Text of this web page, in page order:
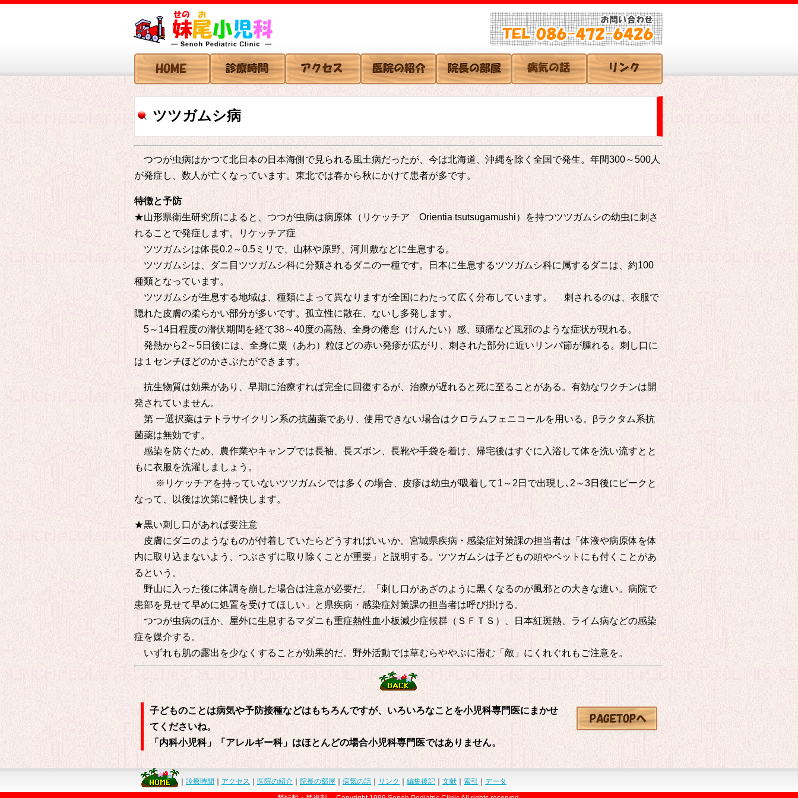
ツツガムシ病
つつが虫病はかつて北日本の日本海側で見られる風土病だったが、今は北海道、沖縄を除く全国で発生。年間300～500人
が発症し、数人が亡くなっています。東北では春から秋にかけて患者が多です。
特徴と予防
★山形県衛生研究所によると、つつが虫病は病原体（リケッチア Orientia tsutsugamushi）を持つツツガムシの幼虫に刺さ
れることで発症します。リケッチア症
ツツガムシは体長0.2～0.5ミリで、山林や原野、河川敷などに生息する。
ツツガムシは、ダニ目ツツガムシ科に分類されるダニの一種です。日本に生息するツツガムシ科に属するダニは、約100
種類となっています。
ツツガムシが生息する地域は、種類によって異なりますが全国にわたって広く分布しています。 刺されるのは、衣服で
隠れた皮膚の柔らかい部分が多いです。孤立性に散在、ないし多発します。
5～14日程度の潜伏期間を経て38～40度の高熱、全身の倦怠（けんたい）感、頭痛など風邪のような症状が現れる。
発熱から2～5日後には、全身に粟（あわ）粒ほどの赤い発疹が広がり、刺された部分に近いリンパ節が腫れる。刺し口に
は１センチほどのかさぶたができます。
抗生物質は効果があり、早期に治療すれば完全に回復するが、治療が遅れると死に至ることがある。有効なワクチンは開
発されていません。
第 一選択薬はテトラサイクリン系の抗菌薬であり、使用できない場合はクロラムフェニコールを用いる。βラクタム系抗
菌薬は無効です。
感染を防ぐため、農作業やキャンプでは長袖、長ズボン、長靴や手袋を着け、帰宅後はすぐに入浴して体を洗い流すとと
もに衣服を洗濯しましょう。
※リケッチアを持っていないツツガムシでは多くの場合、皮疹は幼虫が吸着して1～2日で出現し､2～3日後にピークと
なって、以後は次第に軽快します。
★黒い刺し口があれば要注意
皮膚にダニのようなものが付着していたらどうすればいいか。宮城県疾病・感染症対策課の担当者は「体液や病原体を体
内に取り込まないよう、つぶさずに取り除くことが重要」と説明する。ツツガムシは子どもの頭やペットにも付くことがあ
るという。
野山に入った後に体調を崩した場合は注意が必要だ。「刺し口があざのように黒くなるのが風邪との大きな違い。病院で
患部を見せて早めに処置を受けてほしい」と県疾病・感染症対策課の担当者は呼び掛ける。
つつが虫病のほか、屋外に生息するマダニも重症熱性血小板減少症候群（ＳＦＴＳ）、日本紅斑熱、ライム病などの感染
症を媒介する。
いずれも肌の露出を少なくすることが効果的だ。野外活動では草むらややぶに潜む「敵」にくれぐれもご注意を。
子どものことは病気や予防接種などはもちろんですが、いろいろなことを小児科専門医にまかせ
てくださいね。
「内科小児科」「アレルギー科」はほとんどの場合小児科専門医ではありません。
診療時間 アクセス 医院の紹介 院長の部屋 病気の話 リンク 編集後記 文献 索引
データ